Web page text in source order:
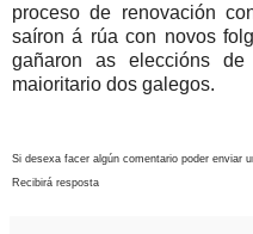
proceso de renovación
saíron á rúa con novos
gañaron as eleccións
maioritario dos galegos.
Si desexa facer algún comentario poder enviar
Recibirá resposta